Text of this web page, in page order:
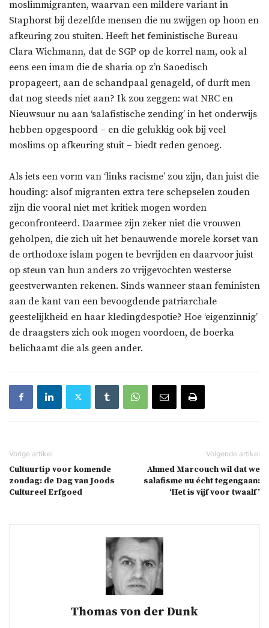
moslimmigranten, waarvan een mildere variant in
Staphorst bij dezelfde mensen die nu zwijgen op hoon en
afkeuring zou stuiten. Heeft het feministische Bureau
Clara Wichmann, dat de SGP op de korrel nam, ook al
eens een imam die de sharia op z’n Saoedisch
propageert, aan de schandpaal genageld, of durft men
dat nog steeds niet aan? Ik zou zeggen: wat NRC en
Nieuwsuur nu aan ‘salafistische zending’ in het onderwijs
hebben opgespoord – en die gelukkig ook bij veel
moslims op afkeuring stuit – biedt reden genoeg.
Als iets een vorm van ‘links racisme’ zou zijn, dan juist die
houding: alsof migranten extra tere schepselen zouden
zijn die vooral niet met kritiek mogen worden
geconfronteerd. Daarmee zijn zeker niet die vrouwen
geholpen, die zich uit het benauwende morele korset van
de orthodoxe islam pogen te bevrijden en daarvoor juist
op steun van hun anders zo vrijgevochten westerse
geestverwanten rekenen. Sinds wanneer staan feministen
aan de kant van een bevoogdende patriarchale
geestelijkheid en haar kledingdespotie? Hoe ‘eigenzinnig’
de draagsters zich ook mogen voordoen, de boerka
belichaamt die als geen ander.
Cultuurtip voor komende
zondag: de Dag van Joods
Cultureel Erfgoed
Ahmed Marcouch wil dat we
salafisme nu écht tegengaan:
‘Het is vijf voor twaalf’
Thomas von der Dunk